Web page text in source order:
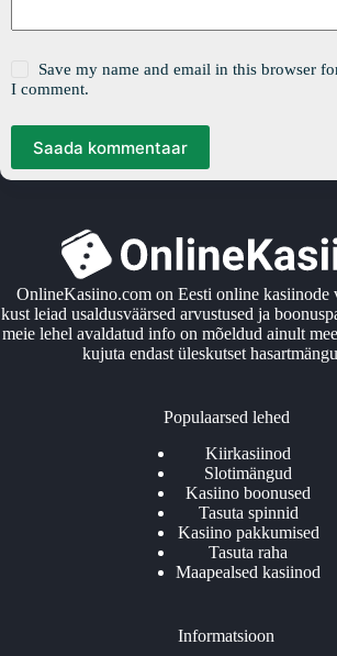
Save my name and email in this browser
I comment.
Saada kommentaar
OnlineKasiino.com on Eesti online kasiinode
kust leiad usaldusväärsed arvustused ja
meie lehel avaldatud info on mõeldud ainult
kujuta endast üleskutset
Populaarsed lehed
Kiirkasiinod
Slotimängud
Kasiino boonused
Tasuta spinnid
Kasiino pakkumised
Tasuta raha
Maapealsed kasiinod
Informatsioon